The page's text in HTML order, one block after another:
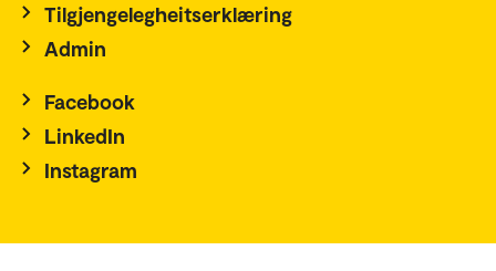
Tilgjengelegheitserklæring
Admin
Facebook
LinkedIn
Instagram